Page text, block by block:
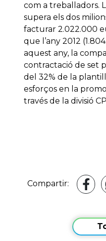
com a treballadors.
supera els dos
facturar 2.022.000
que l’any 2012
aquest any, la
contractació de set
del 32% de la
esforços en la
través de la divisió
Compartir: